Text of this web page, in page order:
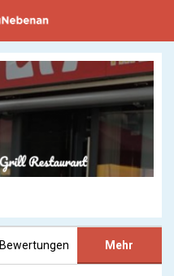
Bewertungen Mehr